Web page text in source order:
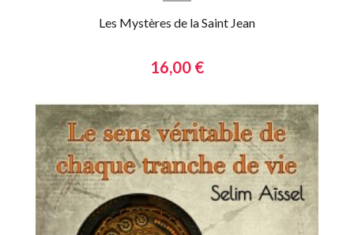
Les Mystères de la Saint Jean
16,00 €